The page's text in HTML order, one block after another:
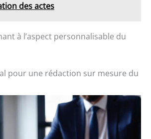
des actes
à l’aspect personnalisable du
pour une rédaction sur mesure du